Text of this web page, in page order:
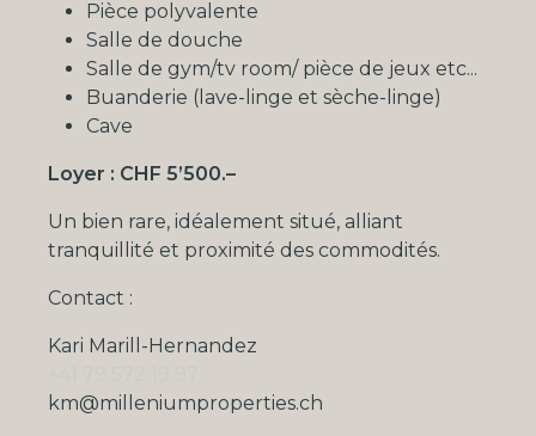
Pièce polyvalente
Salle de douche
Salle de gym/tv room/ pièce de jeux etc...
Buanderie (lave-linge et sèche-linge)
Cave
Loyer : CHF 5’500.–
Un bien rare, idéalement situé, alliant
tranquillité et proximité des commodités.
Contact :
Kari Marill-Hernandez
km@milleniumproperties.ch